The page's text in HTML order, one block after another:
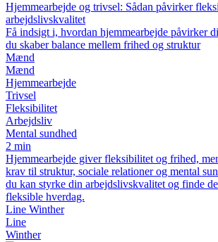
Hjemmearbejde og trivsel: Sådan påvirker
arbejdslivskvalitet
Få indsigt i, hvordan hjemmearbejde påvirker
du skaber balance mellem frihed og struktur
Mænd
Mænd
Hjemmearbejde
Trivsel
Fleksibilitet
Arbejdsliv
Mental sundhed
2 min
Hjemmearbejde giver fleksibilitet og frihed,
krav til struktur, sociale relationer og mental
du kan styrke din arbejdslivskvalitet og finde
fleksible hverdag.
Line Winther
Line
Winther